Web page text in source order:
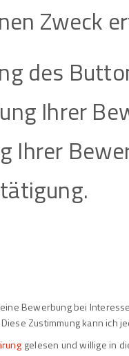
Zweck
des
Ihrer
Ihrer
Bewerbung bei
Zustimmung kann ich
gelesen und willige in